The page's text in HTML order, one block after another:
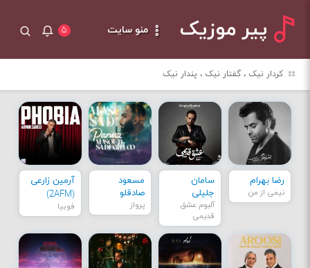
پیر موزیک منو سایت ۵
کردار نیک ، گفتار نیک ، پندار نیک
رضا بهرام
نیمی از من
سامان
جلیلی
آلبوم عشق
قدیمی
مسعود
صادقلو
پرواز
آرمین زارعی
(2AFM)
فوبیا